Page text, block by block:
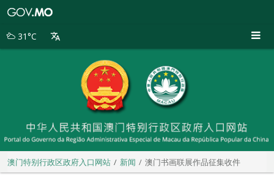
别
31°C
澳门特别行政区政府入口网站 新闻 澳门书画联展作品征集收件